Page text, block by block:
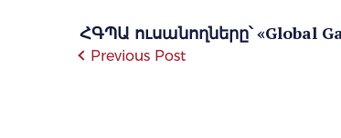
ՀԳՊԱ ուսանողները՝ «Global
Previous Post